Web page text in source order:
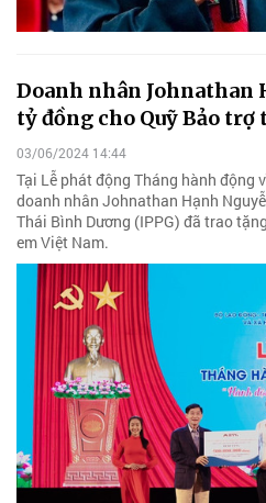
Doanh nhân Johnathan
tỷ đồng cho Quỹ Bảo trợ
03/06/2024 14:44
Tại Lễ phát động Tháng hành động
doanh nhân Johnathan Hạnh
Thái Bình Dương (IPPG) đã trao
em Việt Nam.